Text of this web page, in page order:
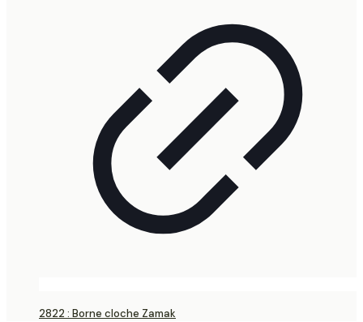
2822 : Borne cloche Zamak